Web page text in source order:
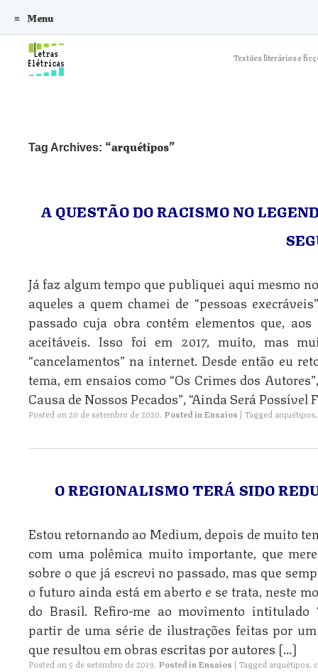
Textões literários e
Menu
Skip to content
Tag Archives: arquétipos
A QUESTÃO DO RACISMO NO
Já faz algum tempo que publiquei aqui mesmo
aqueles a quem chamei de “pessoas
passado cuja obra contém elementos que,
aceitáveis. Isso foi em 2017, muito, mas
“cancelamentos” na internet. Desde então eu
tema, em ensaios como “Os Crimes dos
Causa de Nossos Pecados”, “Ainda Será Possível
Posted on 20 de setembro de 2020. Posted in Ensaios | Tagged arquétipos
O REGIONALISMO TERÁ SIDO
Estou retornando ao Medium, depois de muito
com uma polêmica muito importante, que
sobre o que já escrevi no passado, mas que
o futuro ainda está em aberto e se trata, neste
do Brasil. Refiro-me ao movimento intitulado
partir de uma série de ilustrações feitas por
que resultou em obras escritas por autores […]
Posted on5 de setembro de 2019. Posted inEnsaios | Tagged arquétipos,